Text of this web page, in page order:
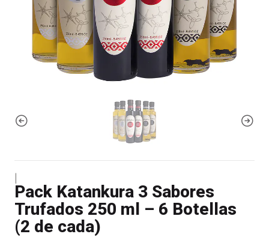
Pack Katankura 3 Sabores
Trufados 250 ml – 6 Botellas
(2 de cada)